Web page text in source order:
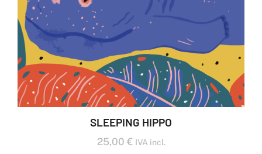
SLEEPING HIPPO
25,00 € IVA incl.